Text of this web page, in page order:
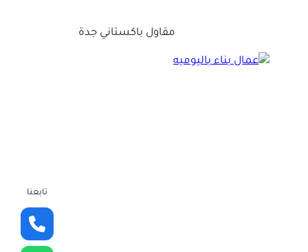
مقاول باكستاني جدة
تابعنا